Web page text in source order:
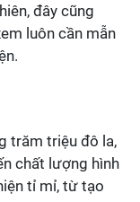
đây cũng
luôn cần mẫn
trăm triệu đô la,
chất lượng hình
tỉ mỉ, từ tạo